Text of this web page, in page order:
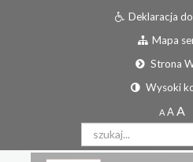
Deklaracja
Mapa
Strona
Wysoki